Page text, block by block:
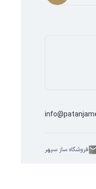
فروشگاه ساز سپهر